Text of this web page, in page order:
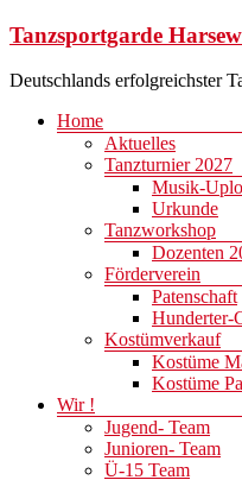
Zum
springen
Tanzsportgarde
Deutschlands erfolgreichster
Menü
Home
Aktuelles
Tanzturnier 2027
Musik-
Urkunde
Tanzworkshop
Dozenten
Förderverein
Patenschaft
Hunderter-
Kostümverkauf
Kostüme
Kostüme
Wir !
Jugend- Team
Junioren- Team
Ü-15 Team